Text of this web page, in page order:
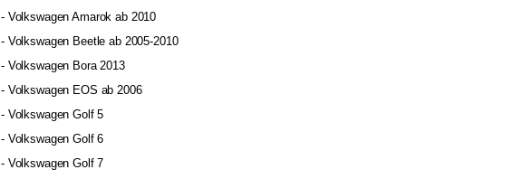
- Volkswagen Amarok ab 2010
- Volkswagen Beetle ab 2005-2010
- Volkswagen Bora 2013
- Volkswagen EOS ab 2006
- Volkswagen Golf 5
- Volkswagen Golf 6
- Volkswagen Golf 7